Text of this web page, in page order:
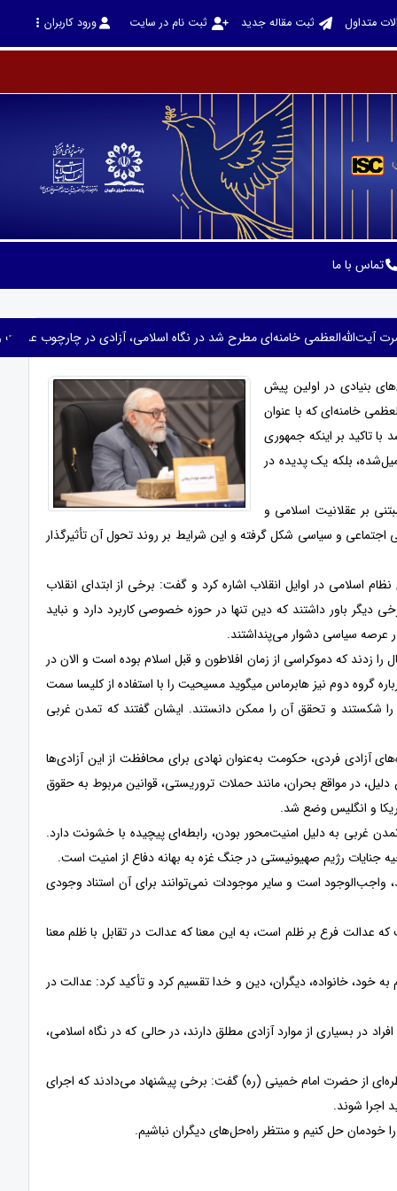
متداول ثبت مقاله جدید ثبت نام در سایت ورود کاربران
تماس با ما
خامنه‌ای مطرح شد در نگاه اسلامی، آزادی در چارچوب
بنیادی در اولین پیش
خامنه‌ای که با عنوان
تاکید بر اینکه جمهوری
بلکه یک پدیده در
بر عقلانیت اسلامی و
و سیاسی شکل گرفته و این شرایط بر روند تحول آن تأثیرگذار
اسلامی در اوایل انقلاب اشاره کرد و گفت: برخی از ابتدای انقلاب
باور داشتند که دین تنها در حوزه خصوصی کاربرد دارد و نباید
عرصه سیاسی دشوار می‌پنداشتند.
را زدند که دموکراسی از زمان افلاطون و قبل اسلام بوده است و الان در
گروه دوم نیز هابرماس میگوید مسیحیت را با استفاده از کلیسا سمت
شکستند و تحقق آن را ممکن دانستند. ایشان گفتند که تمدن غربی
فردی، حکومت به‌عنوان نهادی برای محافظت از این آزادی‌ها
در مواقع بحران، مانند حملات تروریستی، قوانین مربوط به حقوق
غربی به دلیل امنیت‌محور بودن، رابطه‌ای پیچیده با خشونت دارد.
جنایات رژیم صهیونیستی در جنگ غزه به بهانه دفاع از امنیت است.
واجب‌الوجود است و سایر موجودات نمی‌توانند برای آن استناد وجودی
فرع بر ظلم است، به این معنا که عدالت در تقابل با ظلم معنا
خود، خانواده، دیگران، دین و خدا تقسیم کرد و تأکید کرد: عدالت در
در بسیاری از موارد آزادی مطلق دارند، در حالی که در نگاه اسلامی،
از حضرت امام خمینی (ره) گفت: برخی پیشنهاد می‌دادند که اجرای
اجرا شوند.
حل کنیم و منتظر راه‌حل‌های دیگران نباشیم.